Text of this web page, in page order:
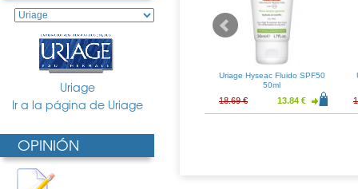
Uriage
Ir a la página de Uriage
OPINIÓN
Syndet 400ml
11.72 €
Uriage Isofill Crema 50ml
37.11 €
Uriage Hyseac Fluido SPF50
50ml
18.69 € 13.84 €